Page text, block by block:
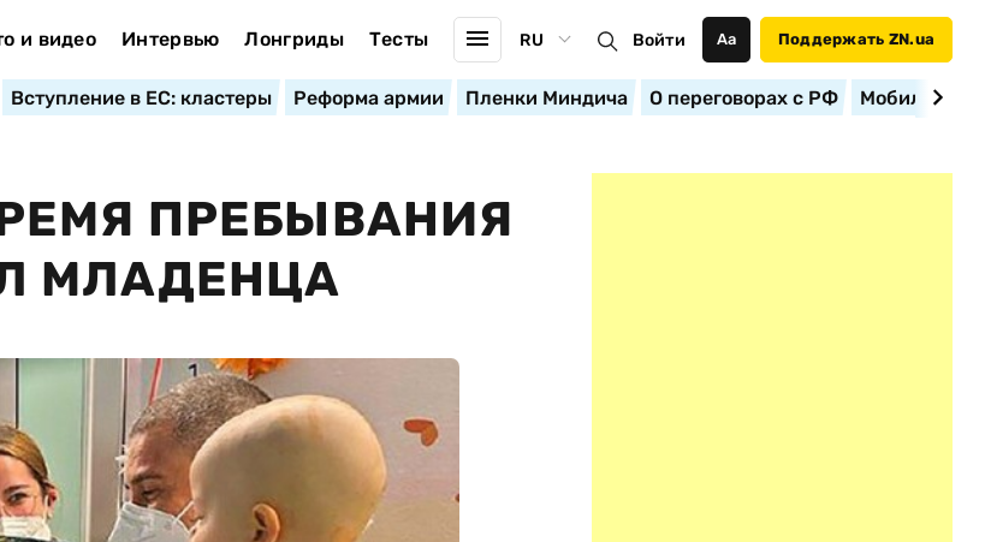
и видео Интервью Лонгриды Тесты RU Войти Аа Поддержать ZN.ua
Вступление в ЕС: кластеры Реформа армии Пленки Миндича О переговорах с РФ
ПРЕБЫВАНИЯ
МЛАДЕНЦА